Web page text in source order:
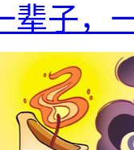
辈子，